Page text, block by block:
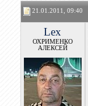
21.01.2011, 09:40
Lex
ОХРИМЕНКО
АЛЕКСЕЙ